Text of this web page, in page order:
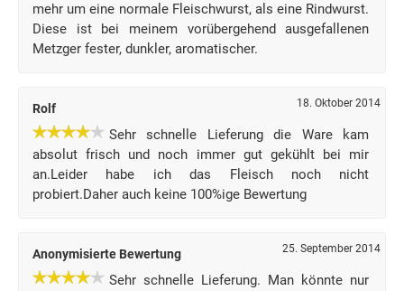
mehr um eine normale Fleischwurst, als eine Rindwurst.
Diese ist bei meinem vorübergehend ausgefallenen
Metzger fester, dunkler, aromatischer.
Rolf 18. Oktober 2014
Sehr schnelle Lieferung die Ware kam
absolut frisch und noch immer gut gekühlt bei mir
an.Leider habe ich das Fleisch noch nicht
probiert.Daher auch keine 100%ige Bewertung
Anonymisierte Bewertung 25. September 2014
Sehr schnelle Lieferung. Man könnte nur